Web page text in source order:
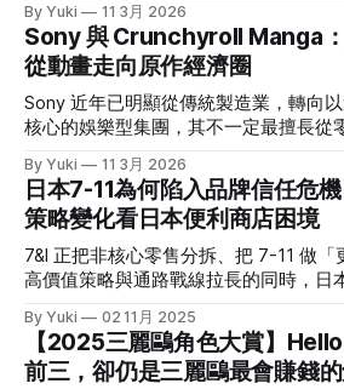
令其備感壓力的強勁對手——しまむら。 這家曾被視為
氣平價服飾店」的品牌，為什麼能連五年刷
まむら這個名字，可能一時間會不知道
「思夢樂」，那大家應該就有印象了。
司就是しまむら集團。翻看其最新一期
5 年新高，一年約 6,600 億日幣的規模，
日本 20-30歲女生喜歡的平價品牌調查
至不輸 UNIQLO。 可以說，現在的しまむら跟我腦海中的「平
價＋基本款」差很多，不只一堆聯名款
「老氣」，重點是價格依然友善。 究竟しまむら是靠著什麼
樣的商業模式在競爭激烈的日本服飾品
麼樣的經營策略屢屢能夠在日本社群上掀起話
將帶大家解析しまむら集團背後的故事。 しまむら到底是一
家什麼樣的公司？
By Yuki 11 3月 2026
Sony 與 Crunchyroll Manga：
從動畫走向原作經濟圈
Sony 近年已明顯從傳統製造業，轉向
核心的娛樂型集團，其不一定最擅長從
2021年，Sony 收購美國的 Crunchyroll
Funimation 合併，之後其逐漸成為日本
串流平台之一。意識到近年動畫粉反哺
後，Crunchyroll 在去年 10 月正式於美
Crunchyroll Manga。 ◎本文重點 * Sony 近年已明顯轉型為娛
讓它更有能力透過投資、併購與整合，
日本 IP 出海雖然常靠動畫打開知名度
不完整；海外很多觀眾看得到動畫，卻
By Yuki 11 3月 2026
日本7-11為何陷入品牌信任危
策略變化看日本便利商店困境
7&I 正把非核心零售分拆、把 7-11 做
高價值策略與通路戰線拉長的同時，日
年秋冬商品起，7&I控股旗下的伊藤洋
堂）將正式停止與日本服飾大廠
年的策略聯盟。 但早在今年3月，7&I 就已宣布將旗下非便利
By Yuki 02 11月 2025
【2025三麗鷗角色大賞】
前三，卻仍是三麗鷗最會賺錢的